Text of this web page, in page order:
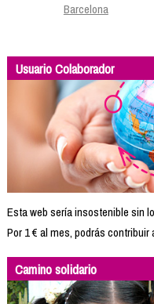
Barcelona
Usuario Colaborador
Esta web sería insostenible sin
Por 1 € al mes, podrás
Camino solidario